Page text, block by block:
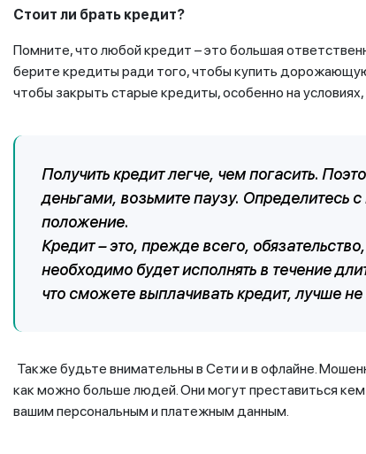
Стоит ли брать кредит?
Помните, что любой кредит – это большая
берите кредиты ради того, чтобы купить
чтобы закрыть старые кредиты, особенно на
Получить кредит легче, чем погасить.
деньгами, возьмите паузу. Определитесь
положение.
Кредит – это, прежде всего,
необходимо будет исполнять в течение
что сможете выплачивать кредит, лучше не
Также будьте внимательны в Сети и в офлайне.
как можно больше людей. Они могут преставиться
вашим персональным и платежным данным.